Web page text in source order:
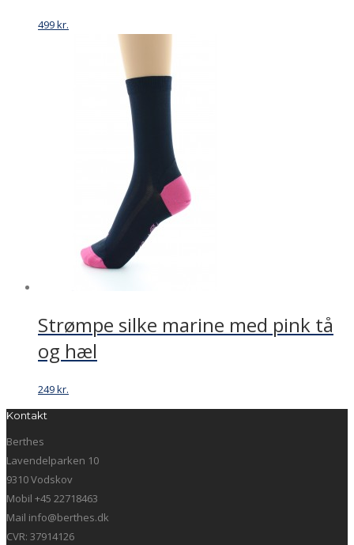
499kr.
Strømpe silke marine med pink tå
og hæl
249kr.
Kontakt
Berthes
Lavendelparken 10
9310 Vodskov
Mobil +45 22718463
Mail info@berthes.dk
CVR: 37914126